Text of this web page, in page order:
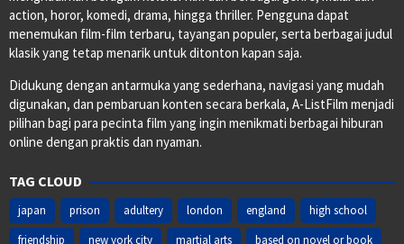
action, horor, komedi, drama, hingga thriller. Pengguna dapat
menemukan film-film terbaru, tayangan populer, serta berbagai judul
klasik yang tetap menarik untuk ditonton kapan saja.
Didukung dengan antarmuka yang sederhana, navigasi yang mudah
digunakan, dan pembaruan konten secara berkala, A-ListFilm menjadi
pilihan bagi para pecinta film yang ingin menikmati berbagai hiburan
online dengan praktis dan nyaman.
TAG CLOUD
japan prison adultery london england
high school
friendship
new york city martial arts based on novel or book